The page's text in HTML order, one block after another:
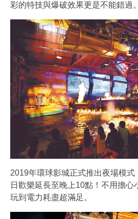
彩的特技與爆破效果更是不能錯過。
2019年環球影城正式推出夜場模
日歡樂延長至晚上10點！不用擔心
玩到電力耗盡超滿足。